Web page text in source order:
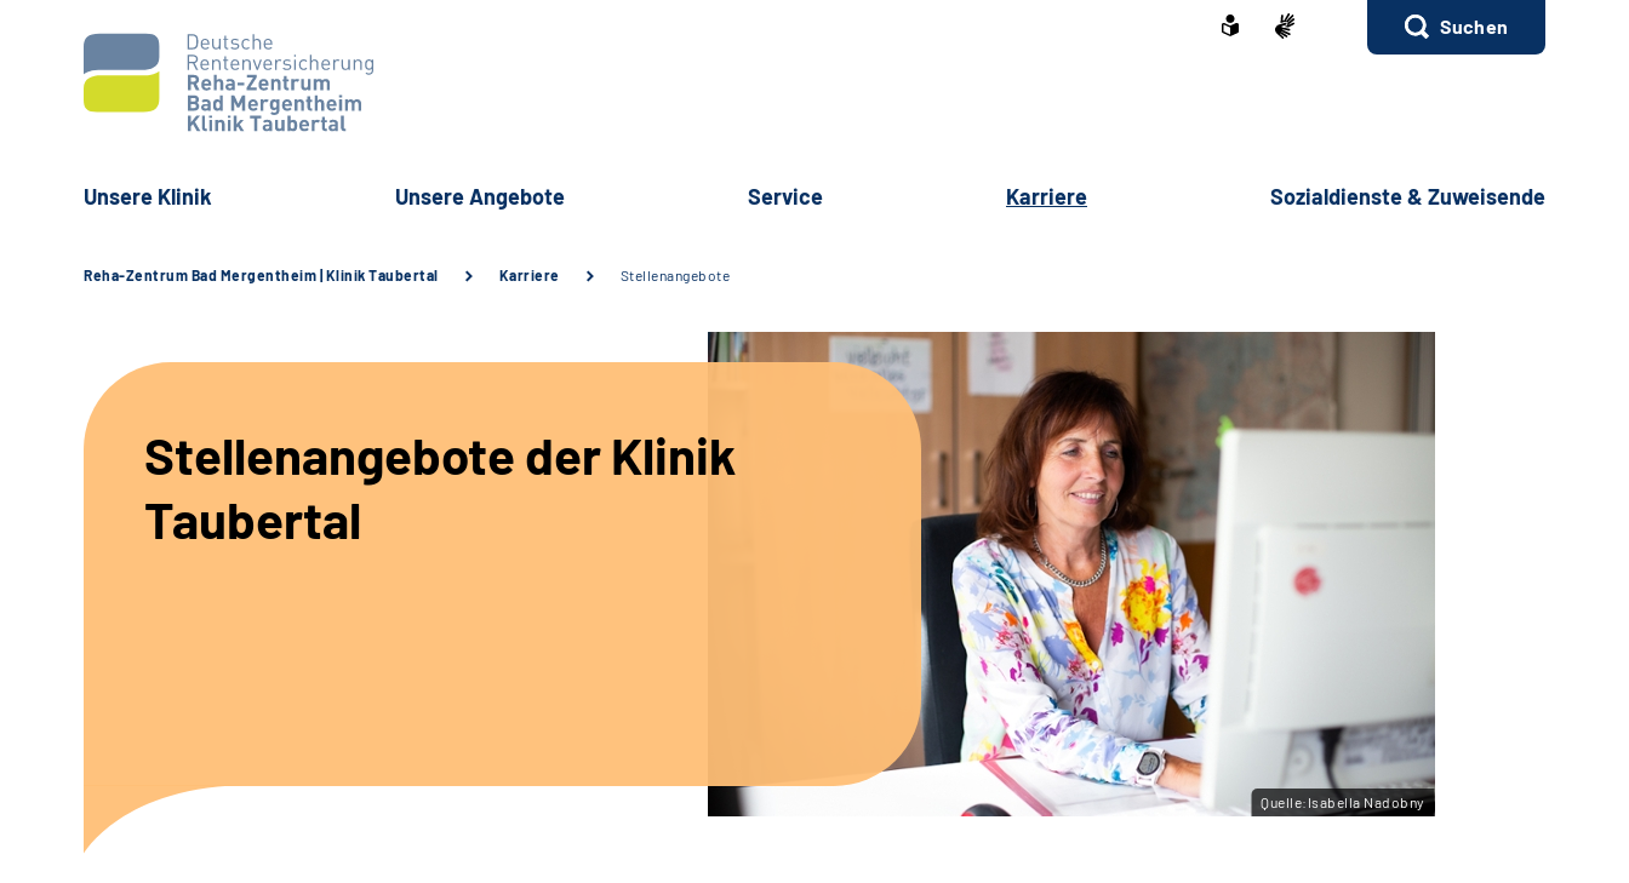
Suchen
Unsere Klinik Unsere Angebote Service Karriere Sozialdienste & Zuweisende
Reha-Zentrum Bad Mergentheim | Klinik Taubertal Karriere Stellenangebote
Stellenangebote der Klinik
Taubertal
Quelle:Isabella Nadobny